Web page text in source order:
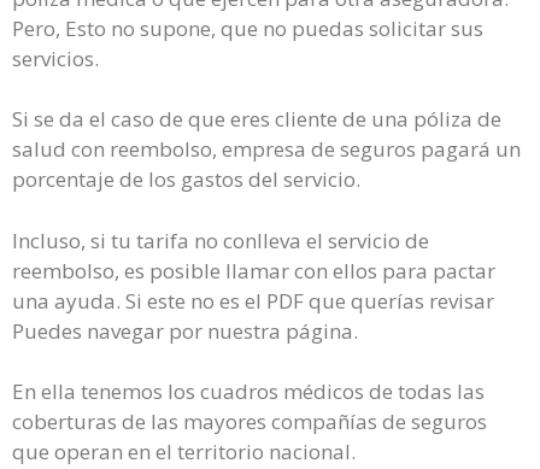
Pero, Esto no supone, que no puedas solicitar sus
servicios.
Si se da el caso de que eres cliente de una póliza de
salud con reembolso, empresa de seguros pagará un
porcentaje de los gastos del servicio.
Incluso, si tu tarifa no conlleva el servicio de
reembolso, es posible llamar con ellos para pactar
una ayuda. Si este no es el PDF que querías revisar
Puedes navegar por nuestra página.
En ella tenemos los cuadros médicos de todas las
coberturas de las mayores compañías de seguros
que operan en el territorio nacional.